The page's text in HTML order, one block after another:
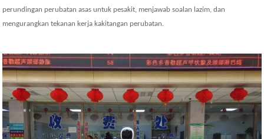
perundingan perubatan asas untuk pesakit, menjawab soalan lazim, dan
mengurangkan tekanan kerja kakitangan perubatan.